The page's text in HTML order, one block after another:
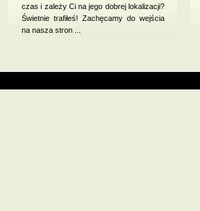
czas i zależy Ci na jego dobrej lokalizacji?
Świetnie trafiłeś! Zachęcamy do wejścia
na nasza stron ...